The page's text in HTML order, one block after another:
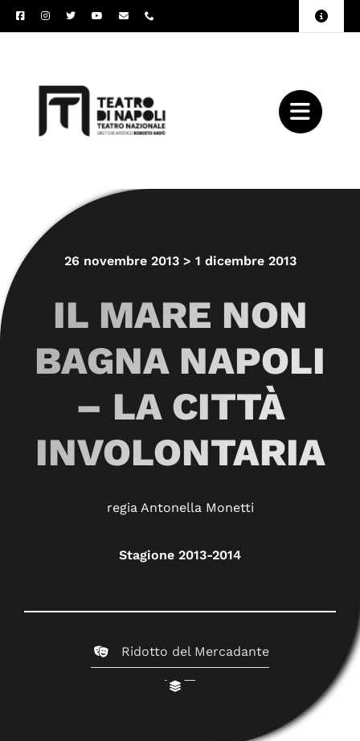
Salta
al
Toggle
26 novembre 2013 > 1 dicembre 2013
IL MARE NON
BAGNA NAPOLI
– LA CITTÀ
INVOLONTARIA
regia Antonella Monetti
Stagione 2013-2014
Ridotto del Mercadante